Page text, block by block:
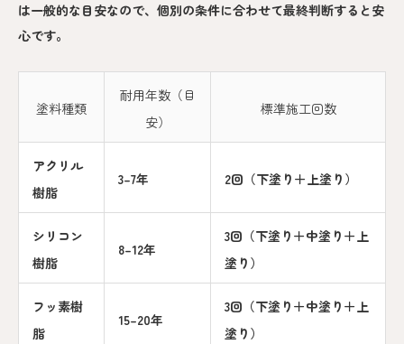
は一般的な目安なので、個別の条件に合わせて最終判断すると安
心です。
塗料種類
耐用年数（目
安）
標準施工回数
アクリル
樹脂
3–7年 2回（下塗り＋上塗り）
シリコン
樹脂
8–12年
3回（下塗り＋中塗り＋上
塗り）
フッ素樹
脂
15–20年
3回（下塗り＋中塗り＋上
塗り）